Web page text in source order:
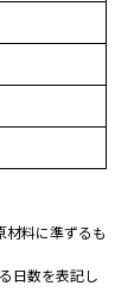
料に準ずるも
日数を表記し